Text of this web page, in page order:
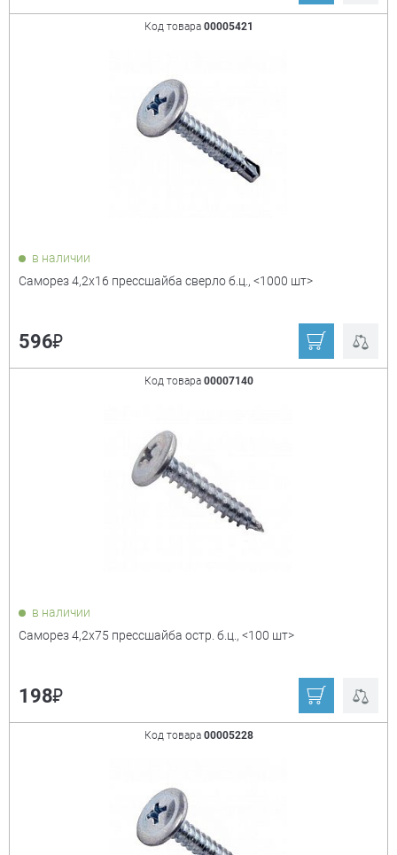
Код товара 00005421
в наличии
Саморез 4,2х16 прессшайба сверло б.ц., <1000 шт>
596₽
Код товара 00007140
в наличии
Саморез 4,2х75 прессшайба остр. б.ц., <100 шт>
198₽
Код товара 00005228